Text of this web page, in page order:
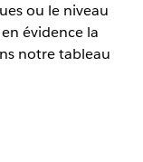
ou le niveau
évidence la
notre tableau